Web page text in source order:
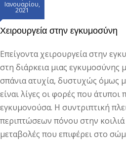
Ιανουαρίου,
2021
Χειρουργεία στην εγκυμοσύνη
Επείγοντα χειρουργεία στην
στη διάρκεια μιας εγκυμοσύνης
σπάνια ατυχία, δυστυχώς όμως
είναι λίγες οι φορές που
εγκυμονούσα. Η συντριπτική
περιπτώσεων πόνου στην κοιλιά
μεταβολές που επιφέρει στο